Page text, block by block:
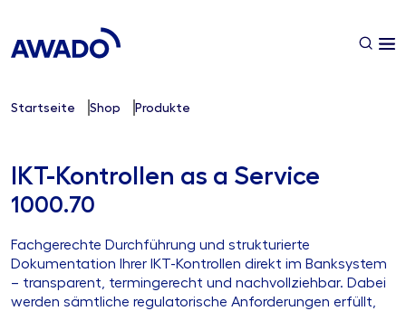
Startseite Shop Produkte
IKT-Kontrollen as a Service
1000.70
Fachgerechte Durchführung und strukturierte
Dokumentation Ihrer IKT-Kontrollen direkt im Banksystem
– transparent, termingerecht und nachvollziehbar. Dabei
werden sämtliche regulatorische Anforderungen erfüllt,